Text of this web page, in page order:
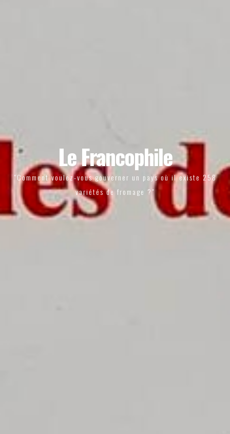
Le Francophile
"Comment voulez-vous gouverner un pays où il existe 258
variétés de fromage ?"